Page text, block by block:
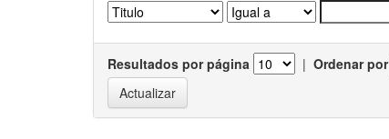
Resultados por página | Ordenar por